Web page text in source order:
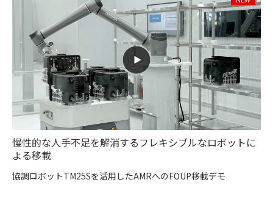
慢性的な人手不足を解消するフレキシブルなロボットに
よる移載
協調ロボットTM25Sを活用したAMRへのFOUP移載デモ